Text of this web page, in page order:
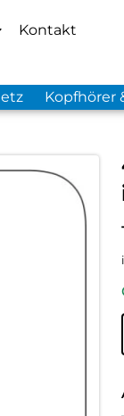
Kontakt
Kopfhörer